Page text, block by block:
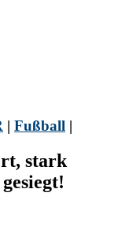
| Fußball |
stark